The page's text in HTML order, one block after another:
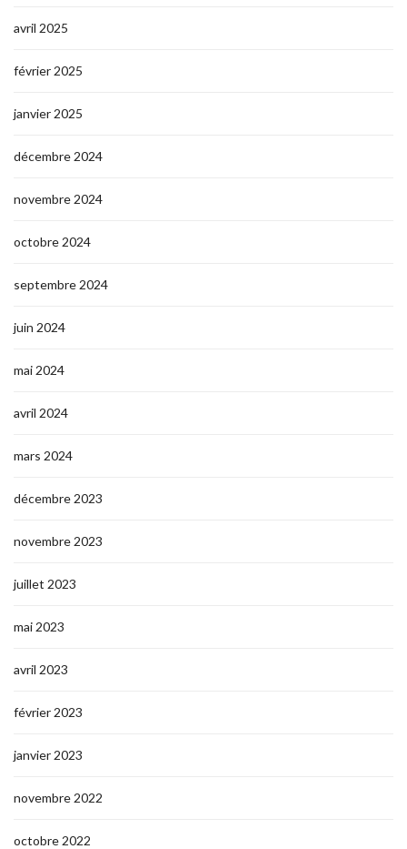
avril 2025
février 2025
janvier 2025
décembre 2024
novembre 2024
octobre 2024
septembre 2024
juin 2024
mai 2024
avril 2024
mars 2024
décembre 2023
novembre 2023
juillet 2023
mai 2023
avril 2023
février 2023
janvier 2023
novembre 2022
octobre 2022